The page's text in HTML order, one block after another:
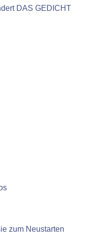
DAS GEDICHT
zum Neustarten